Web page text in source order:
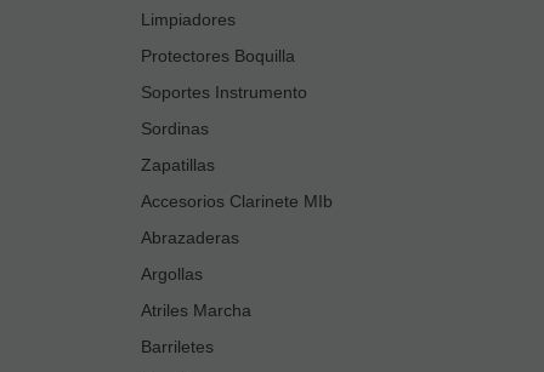
Limpiadores
Protectores Boquilla
Soportes Instrumento
Sordinas
Zapatillas
Accesorios Clarinete MIb
Abrazaderas
Argollas
Atriles Marcha
Barriletes